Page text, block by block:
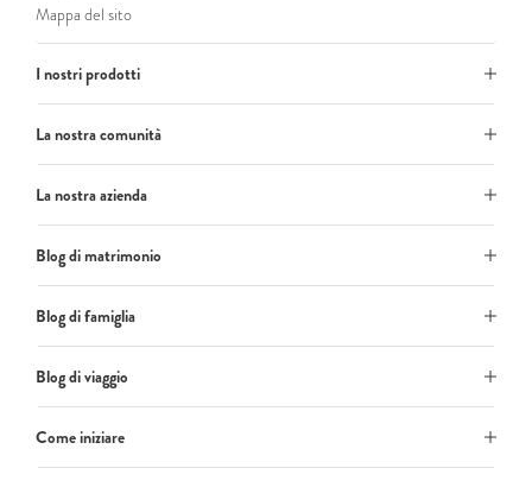
Mappa del sito
I nostri prodotti
La nostra comunità
La nostra azienda
Blog di matrimonio
Blog di famiglia
Blog di viaggio
Come iniziare